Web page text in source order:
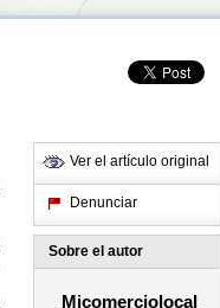
Ver el artículo original
Denunciar
Sobre el autor
Micomerciolocal